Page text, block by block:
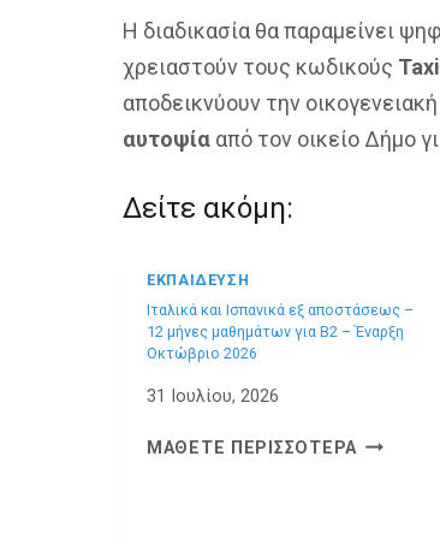
Η διαδικασία θα παραμείνει
χρειαστούν τους κωδικούς
αποδεικνύουν την
αυτοψία από τον οικείο Δήμο
Δείτε ακόμη:
ΕΚΠΑΊΔΕΥΣΗ
Ιταλικά και Ισπανικά εξ αποστάσεως –
12 μήνες μαθημάτων για B2 – Έναρξη
Οκτώβριο 2026
31 Ιουλίου, 2026
ΜΆΘΕΤΕ ΠΕΡΙΣΣΌΤΕΡΑ ΙΤΑΛΙΚΆ